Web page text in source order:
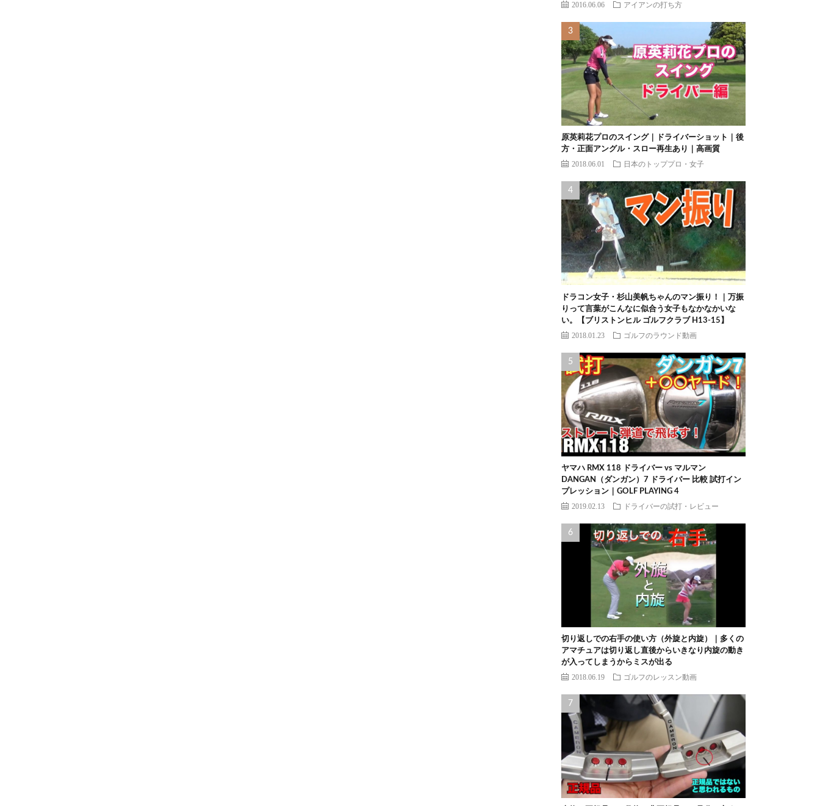
2016.06.06 アイアンの打ち方
原英莉花プロのスイング｜ドライバーショット｜後
方・正面アングル・スロー再生あり｜高画質
2018.06.01 日本のトッププロ・女子
ドラコン女子・杉山美帆ちゃんのマン振り！｜万振
りって言葉がこんなに似合う女子もなかなかいな
い。【ブリストンヒル ゴルフクラブ H13-15】
2018.01.23 ゴルフのラウンド動画
ヤマハ RMX 118 ドライバー vs マルマン
DANGAN（ダンガン）7 ドライバー 比較 試打イン
プレッション｜GOLF PLAYING 4
2019.02.13 ドライバーの試打・レビュー
切り返しでの右手の使い方（外旋と内旋）｜多くの
アマチュアは切り返し直後からいきなり内旋の動き
が入ってしまうからミスが出る
2018.06.19 ゴルフのレッスン動画